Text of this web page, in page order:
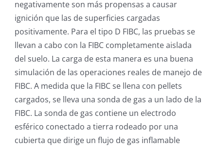
negativamente son más propensas a causar
ignición que las de superficies cargadas
positivamente. Para el tipo D FIBC, las pruebas se
llevan a cabo con la FIBC completamente aislada
del suelo. La carga de esta manera es una buena
simulación de las operaciones reales de manejo de
FIBC. A medida que la FIBC se llena con pellets
cargados, se lleva una sonda de gas a un lado de la
FIBC. La sonda de gas contiene un electrodo
esférico conectado a tierra rodeado por una
cubierta que dirige un flujo de gas inflamable